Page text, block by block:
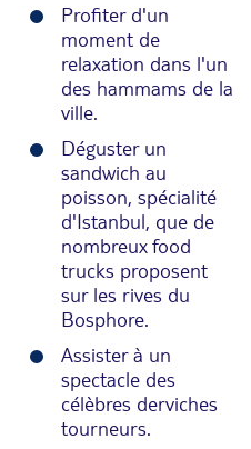
Profiter d'un
moment de
relaxation dans l'un
des hammams de la
ville.
Déguster un
sandwich au
poisson, spécialité
d'Istanbul, que de
nombreux food
trucks proposent
sur les rives du
Bosphore.
Assister à un
spectacle des
célèbres derviches
tourneurs.